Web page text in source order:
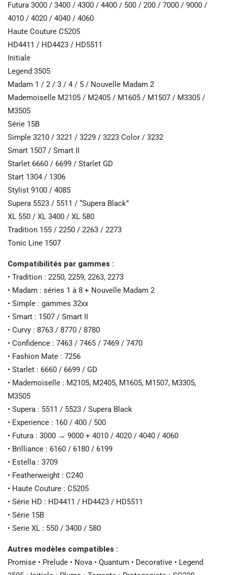
Futura 3000 / 3400 / 4300 / 4400 / 500 / 200 / 7000 / 9000 /
4010 / 4020 / 4040 / 4060
Haute Couture C5205
HD4411 / HD4423 / HD5511
Initiale
Legend 3505
Madam 1 / 2 / 3 / 4 / 5 / Nouvelle Madam 2
Mademoiselle M2105 / M2405 / M1605 / M1507 / M3305 /
M3505
Série 15B
Simple 3210 / 3221 / 3229 / 3223 Color / 3232
Smart 1507 / Smart II
Starlet 6660 / 6699 / Starlet GD
Start 1304 / 1306
Stylist 9100 / 4085
Supera 5523 / 5511 / “Supera Black”
XL 550 / XL 3400 / XL 580
Tradition 155 / 2250 / 2263 / 2273
Tonic Line 1507
Compatibilités par gammes :
• Tradition : 2250, 2259, 2263, 2273
• Madam : séries 1 à 8 + Nouvelle Madam 2
• Simple : gammes 32xx
• Smart : 1507 / Smart II
• Curvy : 8763 / 8770 / 8780
• Confidence : 7463 / 7465 / 7469 / 7470
• Fashion Mate : 7256
• Starlet : 6660 / 6699 / GD
• Mademoiselle : M2105, M2405, M1605, M1507, M3305,
M3505
• Supera : 5511 / 5523 / Supera Black
• Experience : 160 / 400 / 500
• Futura : 3000 → 9000 + 4010 / 4020 / 4040 / 4060
• Brilliance : 6160 / 6180 / 6199
• Estella : 3709
• Featherweight : C240
• Haute Couture : C5205
• Série HD : HD4411 / HD4423 / HD5511
• Série 15B
• Serie XL : 550 / 3400 / 580
Autres modèles compatibles :
Promise • Prelude • Nova • Quantum • Decorative • Legend